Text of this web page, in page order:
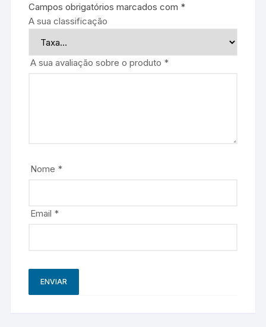
Campos obrigatórios marcados com *
A sua classificação
A sua avaliação sobre o produto *
Nome *
Email *